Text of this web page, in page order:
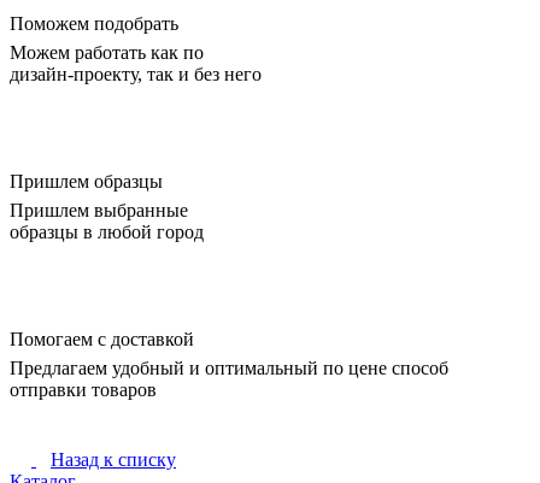
Поможем подобрать
Можем работать как по
дизайн-проекту, так и без него
Пришлем образцы
Пришлем выбранные
образцы в любой город
Помогаем с доставкой
Предлагаем удобный и оптимальный по цене способ
отправки товаров
Назад к списку